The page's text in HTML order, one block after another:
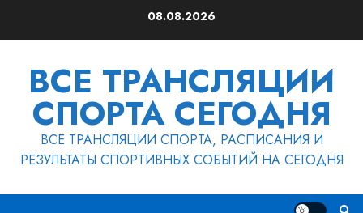
08.08.2026
ВСЕ ТРАНСЛЯЦИИ
СПОРТА СЕГОДНЯ
ВСЕ ТРАНСЛЯЦИИ СПОРТА, РАСПИСАНИЯ И
РЕЗУЛЬТАТЫ СПОРТИВНЫХ СОБЫТИЙ НА СЕГОДНЯ